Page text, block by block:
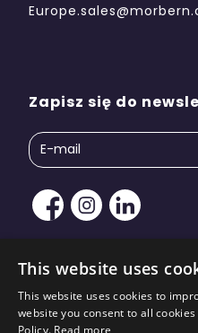
Zapisz się do
Prawo autorskie © 2026
prawa zastrzeżone |
This website uses
This website uses cookies to
website you consent to all
Policy. Read more